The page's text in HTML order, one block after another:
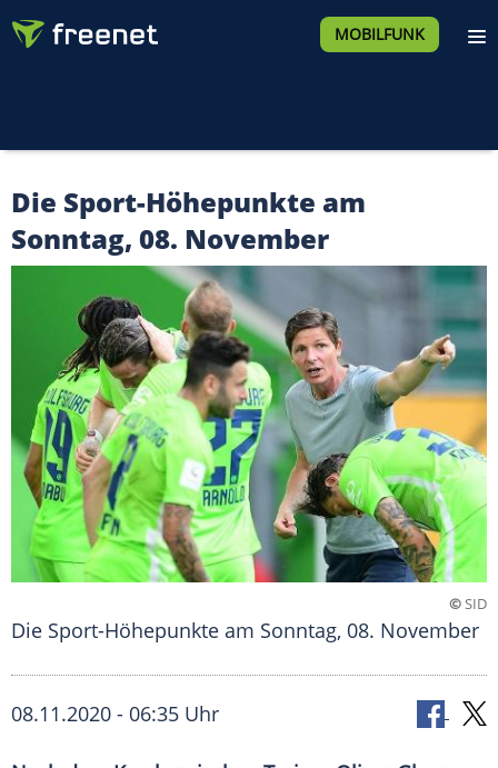
MOBILFUNK
Die Sport-Höhepunkte am
Sonntag, 08. November
©SID
Die Sport-Höhepunkte am Sonntag, 08. November
08.11.2020 - 06:35 Uhr